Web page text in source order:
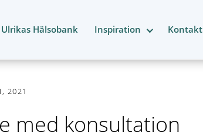
Ulrikas Hälsobank Inspiration Kontakt
2021
med konsultation